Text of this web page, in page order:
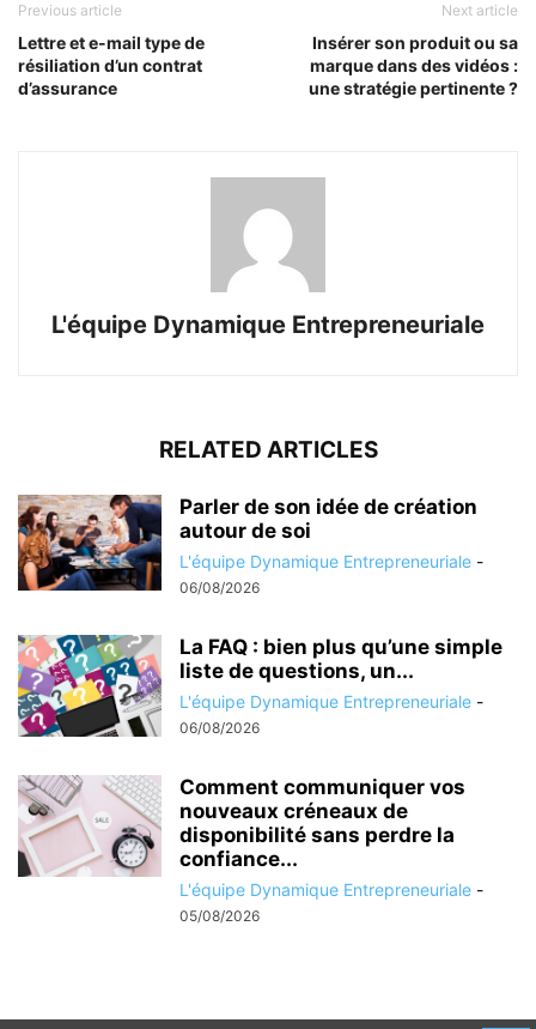
Previous article
Lettre et e-mail type de
résiliation d’un contrat
d’assurance
Next article
Insérer son produit ou sa
marque dans des vidéos :
une stratégie pertinente ?
L'équipe Dynamique Entrepreneuriale
RELATED ARTICLES
Parler de son idée de création
autour de soi
L'équipe Dynamique Entrepreneuriale -
06/08/2026
La FAQ : bien plus qu’une simple
liste de questions, un...
L'équipe Dynamique Entrepreneuriale -
06/08/2026
Comment communiquer vos
nouveaux créneaux de
disponibilité sans perdre la
confiance...
L'équipe Dynamique Entrepreneuriale -
05/08/2026